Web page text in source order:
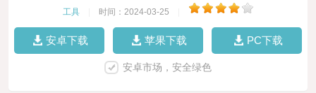
工具 时间：2024-03-25
安卓下载 苹果下载 PC下载
安卓市场，安全绿色